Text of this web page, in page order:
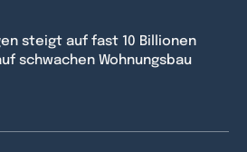
steigt auf fast 10 Billionen
schwachen Wohnungsbau